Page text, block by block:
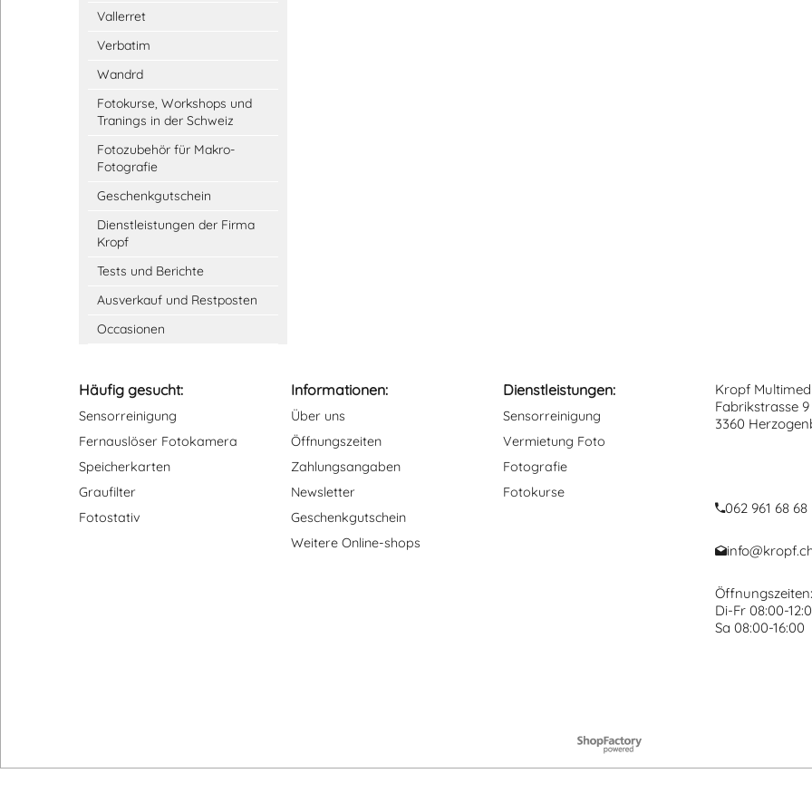
Vallerret
Verbatim
Wandrd
Fotokurse, Workshops und
Tranings in der Schweiz
Fotozubehör für Makro-
Fotografie
Geschenkgutschein
Dienstleistungen der Firma
Kropf
Tests und Berichte
Ausverkauf und Restposten
Occasionen
Häufig gesucht:
Sensorreinigung
Fernauslöser Fotokamera
Speicherkarten
Graufilter
Fotostativ
Informationen:
Über uns
Öffnungszeiten
Zahlungsangaben
Newsletter
Geschenkgutschein
Weitere Online-shops
Dienstleistungen:
Sensorreinigung
Vermietung Foto
Fotografie
Fotokurse
Kropf
Fabrikstrasse 9
3360
062 961 68 68
Öffnungszeiten:
Di-Fr 08:00-
Sa 08:00-16:00
WebShop erstellt mit ShopFactory Shop Software.